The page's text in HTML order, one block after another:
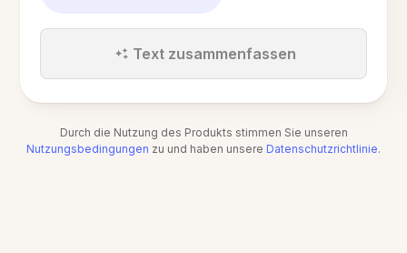
Text zusammenfassen
Durch die Nutzung des Produkts stimmen Sie unseren
Nutzungsbedingungen zu und haben unsere Datenschutzrichtlinie.